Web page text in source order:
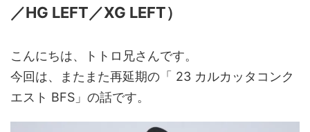
／HG LEFT／XG LEFT）
こんにちは、トトロ兄さんです。
今回は、またまた再延期の「 23 カルカッタコンク
エスト BFS」の話です。